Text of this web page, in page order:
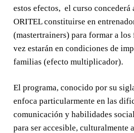
estos efectos, el curso concederá
ORITEL constituirse en
(mastertrainers) para formar a
vez estarán en condiciones de
familias (efecto multiplicador).
El programa, conocido por su
enfoca particularmente en las
comunicación y habilidades
para ser accesible, culturalmente